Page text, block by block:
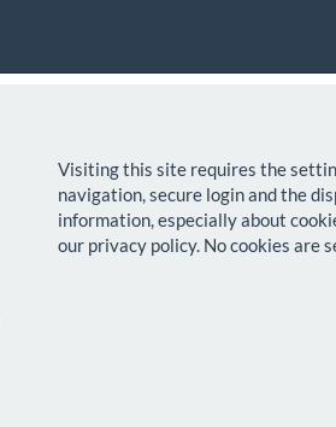
Visiting this site requires the
navigation, secure login and the
information, especially about
our privacy policy. No cookies are